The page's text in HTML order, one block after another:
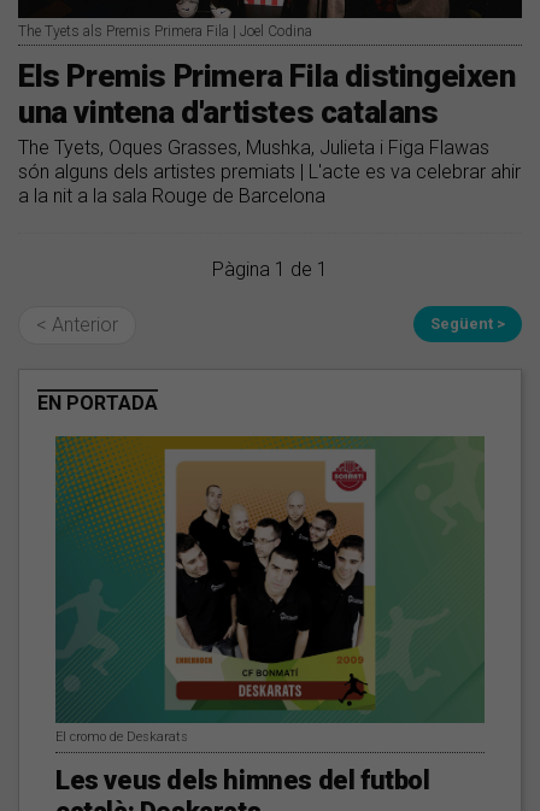
The Tyets als Premis Primera Fila | Joel Codina
Els Premis Primera Fila distingeixen
una vintena d'artistes catalans
The Tyets, Oques Grasses, Mushka, Julieta i Figa Flawas
són alguns dels artistes premiats | L'acte es va celebrar ahir
a la nit a la sala Rouge de Barcelona
Pàgina 1 de 1
< Anterior Següent >
EN PORTADA
El cromo de Deskarats
Les veus dels himnes del futbol